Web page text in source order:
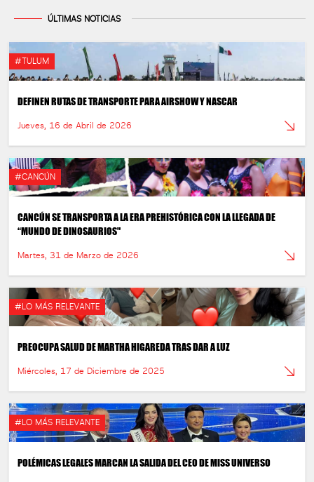
ÚLTIMAS NOTICIAS
#TULUM
DEFINEN RUTAS DE TRANSPORTE PARA AIRSHOW Y NASCAR
Jueves, 16 de Abril de 2026
#CANCÚN
CANCÚN SE TRANSPORTA A LA ERA PREHISTÓRICA CON LA LLEGADA DE
“MUNDO DE DINOSAURIOS"
Martes, 31 de Marzo de 2026
#LO MÁS RELEVANTE
PREOCUPA SALUD DE MARTHA HIGAREDA TRAS DAR A LUZ
Miércoles, 17 de Diciembre de 2025
#LO MÁS RELEVANTE
POLÉMICAS LEGALES MARCAN LA SALIDA DEL CEO DE MISS UNIVERSO